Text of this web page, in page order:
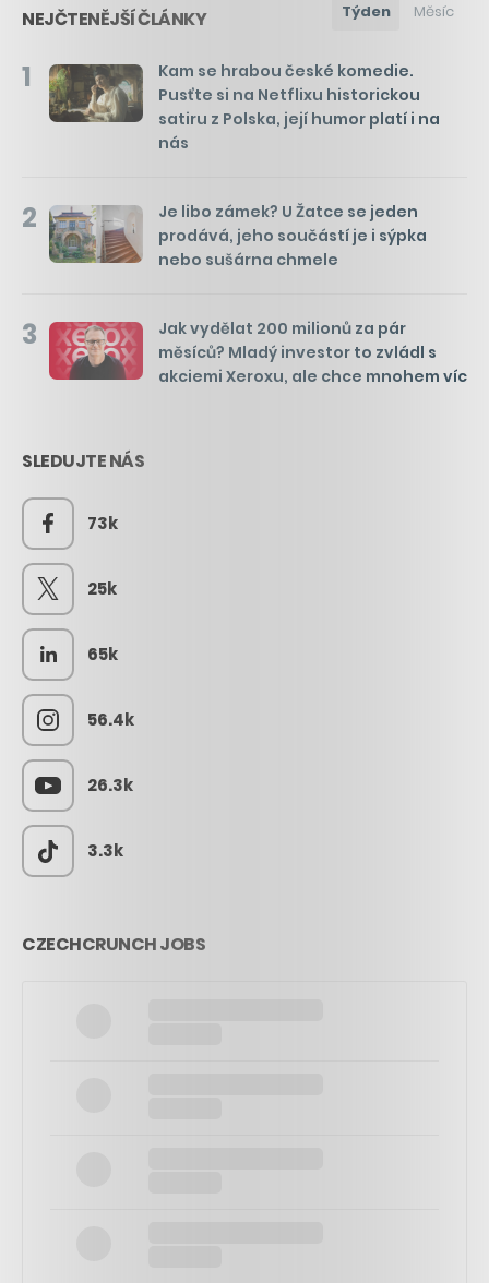
NEJČTENĚJŠÍ ČLÁNKY Týden Měsíc
1
Kam se hrabou české komedie.
Pusťte si na Netflixu historickou
satiru z Polska, její humor platí i na
nás
2
Je libo zámek? U Žatce se jeden
prodává, jeho součástí je i sýpka
nebo sušárna chmele
3
Jak vydělat 200 milionů za pár
měsíců? Mladý investor to zvládl s
akciemi Xeroxu, ale chce mnohem víc
SLEDUJTE NÁS
73k
25k
65k
56.4k
26.3k
3.3k
CZECHCRUNCH JOBS